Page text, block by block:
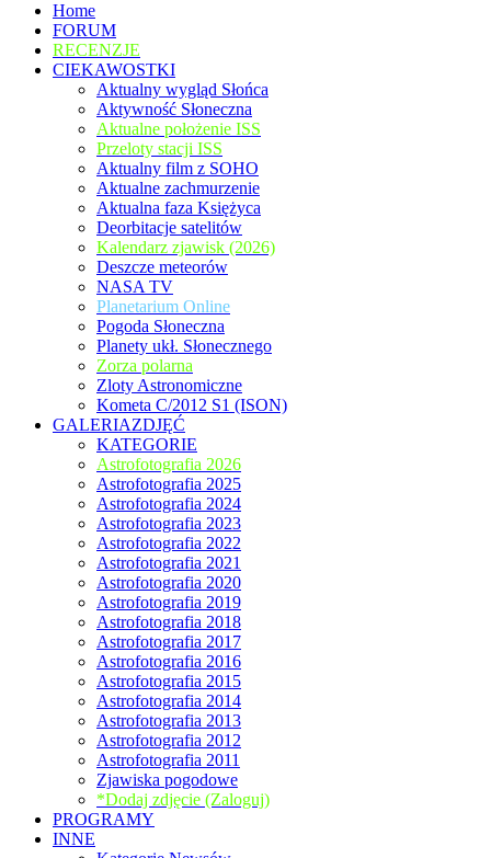
Home
FORUM
RECENZJE
CIEKAWOSTKI
Aktualny wygląd Słońca
Aktywność Słoneczna
Aktualne położenie ISS
Przeloty stacji ISS
Aktualny film z SOHO
Aktualne zachmurzenie
Aktualna faza Księżyca
Deorbitacje satelitów
Kalendarz zjawisk (2026)
Deszcze meteorów
NASA TV
Planetarium Online
Pogoda Słoneczna
Planety ukł. Słonecznego
Zorza polarna
Zloty Astronomiczne
Kometa C/2012 S1 (ISON)
GALERIAZDJĘĆ
KATEGORIE
Astrofotografia 2026
Astrofotografia 2025
Astrofotografia 2024
Astrofotografia 2023
Astrofotografia 2022
Astrofotografia 2021
Astrofotografia 2020
Astrofotografia 2019
Astrofotografia 2018
Astrofotografia 2017
Astrofotografia 2016
Astrofotografia 2015
Astrofotografia 2014
Astrofotografia 2013
Astrofotografia 2012
Astrofotografia 2011
Zjawiska pogodowe
*Dodaj zdjęcie (Zaloguj)
PROGRAMY
INNE